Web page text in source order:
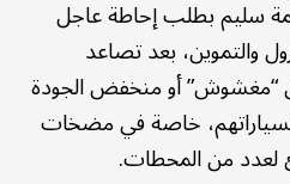
سليم بطلب إحاطة عاجل
والتموين، بعد تصاعد
“مغشوش” أو منخفض الجودة
خاصة في مضخات
لعدد من المحطات.